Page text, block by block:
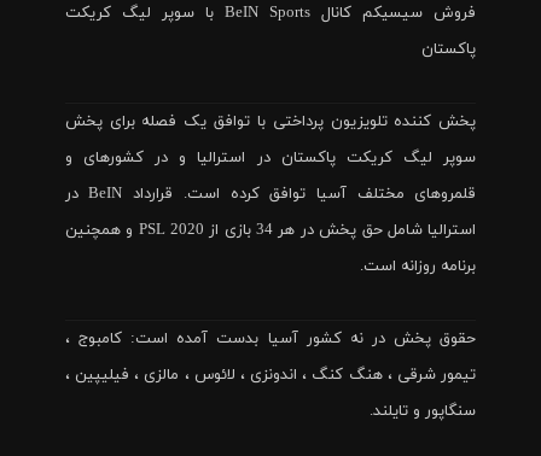
فروش سیسیکم کانال BeIN Sports با سوپر لیگ کریکت
پاکستان
پخش کننده تلویزیون پرداختی با توافق یک فصله برای پخش
سوپر لیگ کریکت پاکستان در استرالیا و در کشورهای و
قلمروهای مختلف آسیا توافق کرده است. قرارداد BeIN در
استرالیا شامل حق پخش در هر 34 بازی از PSL 2020 و همچنین
برنامه روزانه است.
حقوق پخش در نه کشور آسیا بدست آمده است: کامبوج ،
تیمور شرقی ، هنگ کنگ ، اندونزی ، لائوس ، مالزی ، فیلیپین ،
سنگاپور و تایلند.